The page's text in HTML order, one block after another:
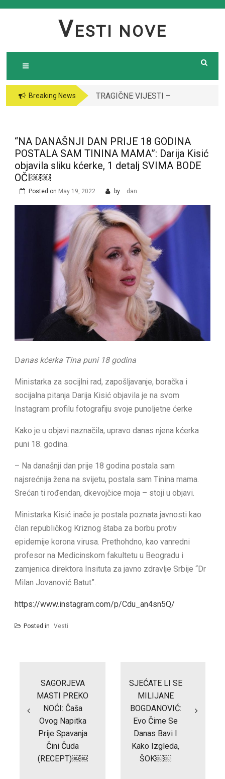
VESTI NOVE
Breaking News
TRAGIČNE VIJESTI –
ispred njene kuće￼￼
VODITELJICA
SRBIJU: Čekajte da
vidite kako danas
izgleda￼
“NA DANAŠNJI DAN PRIJE 18 GODINA
POSTALA SAM TININA MAMA”: Darija Kisić
objavila sliku kćerke, 1 detalj SVIMA BODE
OČI￼￼
Posted on May 19, 2022 by dan
Danas kćerka Tina puni 18 godina
Ministarka za socijlni rad, zapošljavanje, boračka i
socijalna pitanja Darija Kisić objavila je na svom
Instagram profilu fotografiju svoje punoljetne ćerke
Kako je u objavi naznačila, upravo danas njena kćerka
puni 18. godina.
– Na današnji dan prije 18 godina postala sam
najsrećnija žena na svijetu, postala sam Tinina mama.
Srećan ti rođendan, dkevojčice moja – stoji u objavi.
Ministarka Kisić inače je postala poznata javnosti kao
član republičkog Kriznog štaba za borbu protiv
epidemije korona virusa. Prethohdno, kao vanredni
profesor na Medicinskom fakultetu u Beogradu i
zamjenica direktora Insituta za javno zdravlje Srbije “Dr
Milan Jovanović Batut”.
https://www.instagram.com/p/Cdu_an4sn5Q/
Posted in Vesti
SAGORJEVA
MASTI PREKO
NOĆI: Čaša
Ovog Napitka
Prije Spavanja
Čini Čuda
(RECEPT)￼￼
SJEĆATE LI SE
MILIJANE
BOGDANOVIĆ:
Evo Čime Se
Danas Bavi I
Kako Izgleda,
ŠOK￼￼